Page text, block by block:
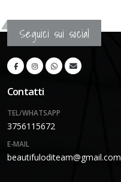
Seguici sui social
Contatti
TEL/WHATSAPP
3756115672
E-MAIL
beautifuloditeam@gmail.com